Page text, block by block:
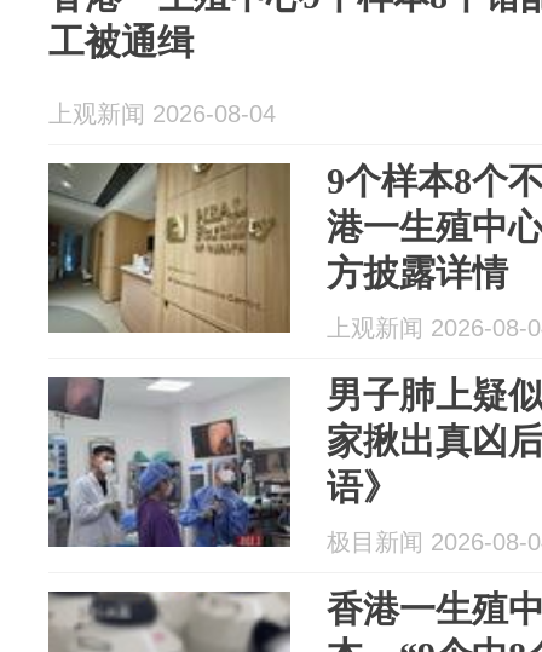
工被通缉
上观新闻 2026-08-04
9个样本8个
港一生殖中
方披露详情
上观新闻 2026-08-
男子肺上疑
家揪出真凶
语》
极目新闻 2026-08-
香港一生殖